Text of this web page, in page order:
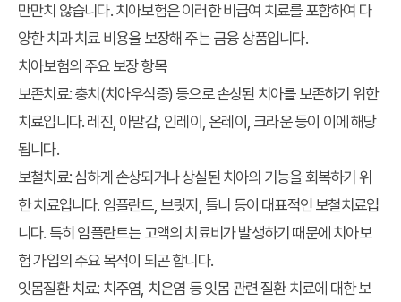
만만치 않습니다. 치아보험은 이러한 비급여 치료를 포함하여 다
양한 치과 치료 비용을 보장해 주는 금융 상품입니다.
치아보험의 주요 보장 항목
보존치료:충치(치아우식증) 등으로 손상된 치아를 보존하기 위한
치료입니다. 레진, 아말감, 인레이, 온레이, 크라운 등이 이에 해당
됩니다.
보철치료:심하게 손상되거나 상실된 치아의 기능을 회복하기 위
한 치료입니다. 임플란트, 브릿지, 틀니 등이 대표적인 보철치료입
니다. 특히 임플란트는 고액의 치료비가 발생하기 때문에 치아보
험 가입의 주요 목적이 되곤 합니다.
잇몸질환 치료: 치주염, 치은염 등 잇몸 관련 질환 치료에 대한 보